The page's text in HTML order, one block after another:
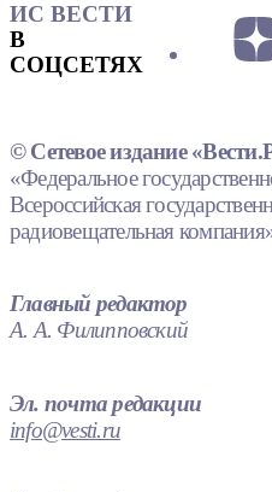
ИС ВЕСТИ
В
СОЦСЕТЯХ
© Сетевое издание
«Федеральное
Всероссийская
радиовещательная
Главный редактор
А. А. Филипповский
Эл. почта редакции
info@vesti.ru